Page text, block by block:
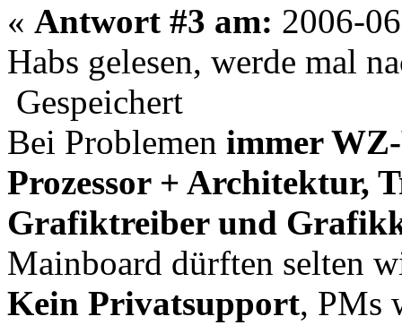
« Antwort #3 am: 2006-
Habs gelesen, werde mal
Gespeichert
Bei Problemen immer
Prozessor + Architektur,
Grafiktreiber und
Mainboard dürften selten
Kein Privatsupport, PMs